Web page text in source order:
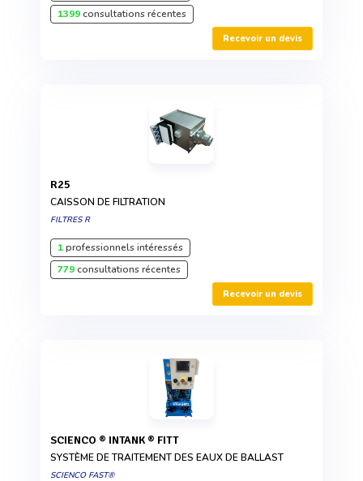
1399consultations récentes
Recevoir un devis
R25
CAISSON DE FILTRATION
FILTRES R
1professionnels intéressés
779consultations récentes
Recevoir un devis
SCIENCO ® INTANK ® FITT
SYSTÈME DE TRAITEMENT DES EAUX DE BALLAST
SCIENCO FAST®